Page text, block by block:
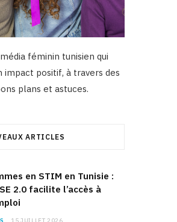
féminin tunisien qui
impact positif, à travers des
plans et astuces.
ARTICLES
en STIM en Tunisie :
2.0 facilite l’accès à